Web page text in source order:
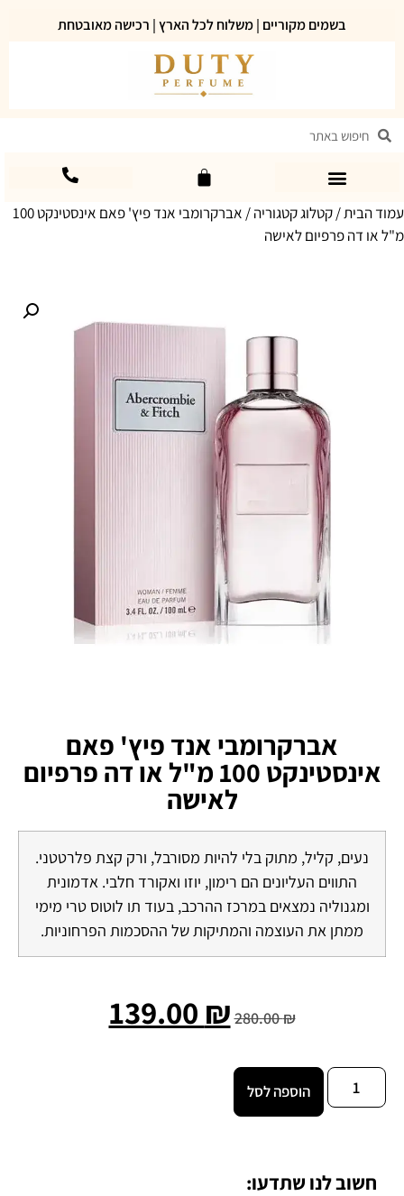
בשמים מקוריים | משלוח לכל הארץ | רכישה מאובטחת
עמוד הבית/קטלוג קטגוריה
/ אברקרומבי אנד פיץ' פאם אינסטינקט 100
מ"ל או דה פרפיום לאישה
אברקרומבי אנד פיץ' פאם
אינסטינקט 100 מ"ל או דה פרפיום
לאישה
נעים, קליל, מתוק בלי להיות מסורבל, ורק קצת פלרטטני.
התווים העליונים הם רימון, יוזו ואקורד חלבי. אדמונית
ומגנוליה נמצאים במרכז ההרכב, בעוד תו לוטוס טרי מימי
ממתן את העוצמה והמתיקות של ההסכמות הפרחוניות.
280.00₪
139.00 ₪
הוספה לסל
חשוב לנו שתדעו: